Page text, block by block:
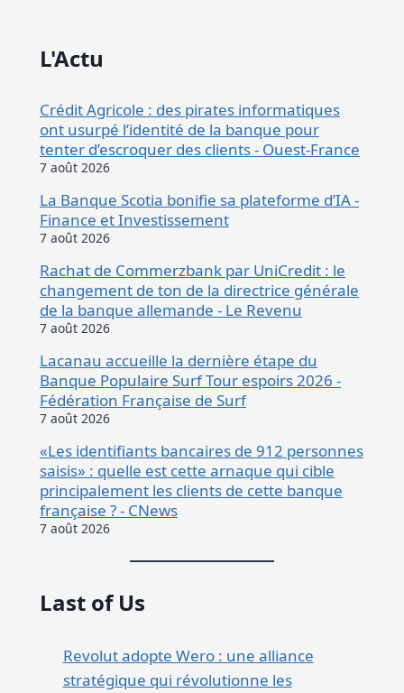
L'Actu
Crédit Agricole : des pirates informatiques
ont usurpé l’identité de la banque pour
tenter d’escroquer des clients - Ouest-France
7 août 2026
La Banque Scotia bonifie sa plateforme d’IA -
Finance et Investissement
7 août 2026
Rachat de Commerzbank par UniCredit : le
changement de ton de la directrice générale
de la banque allemande - Le Revenu
7 août 2026
Lacanau accueille la dernière étape du
Banque Populaire Surf Tour espoirs 2026 -
Fédération Française de Surf
7 août 2026
«Les identifiants bancaires de 912 personnes
saisis» : quelle est cette arnaque qui cible
principalement les clients de cette banque
française ? - CNews
7 août 2026
Last of Us
Revolut adopte Wero : une alliance
stratégique qui révolutionne les